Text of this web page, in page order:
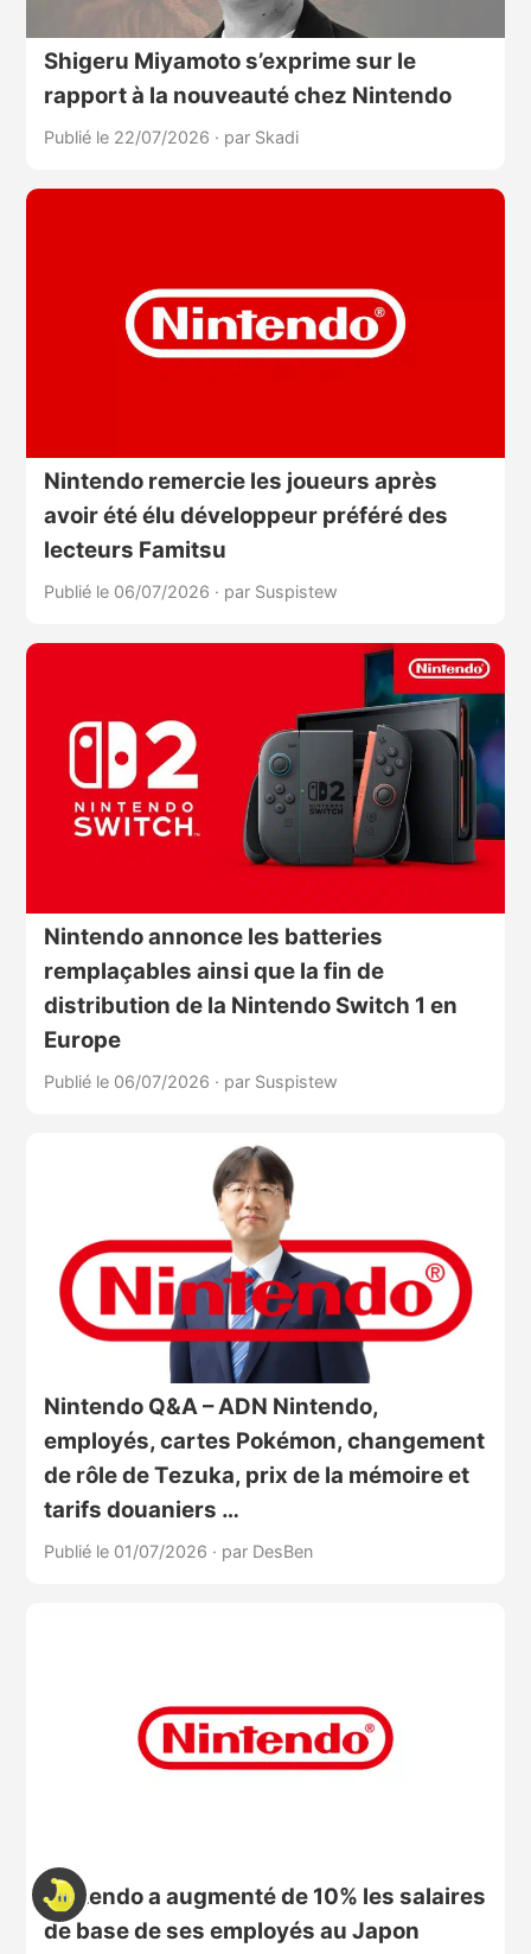
Shigeru Miyamoto s’exprime sur le
rapport à la nouveauté chez Nintendo
Publié le 22/07/2026 · par Skadi
Nintendo remercie les joueurs après
avoir été élu développeur préféré des
lecteurs Famitsu
Publié le 06/07/2026 · par Suspistew
Nintendo annonce les batteries
remplaçables ainsi que la fin de
distribution de la Nintendo Switch 1 en
Europe
Publié le 06/07/2026 · par Suspistew
Nintendo Q&A – ADN Nintendo,
employés, cartes Pokémon, changement
de rôle de Tezuka, prix de la mémoire et
tarifs douaniers …
Publié le 01/07/2026 · par DesBen
Nintendo a augmenté de 10% les salaires
de base de ses employés au Japon